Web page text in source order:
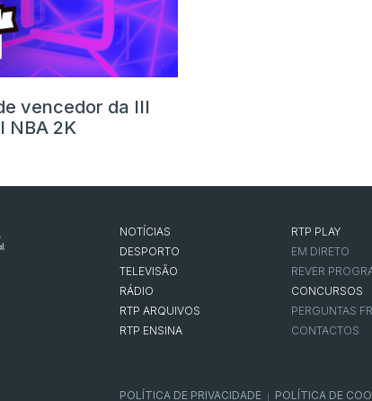
vencedor da III
NBA 2K
NOTÍCIAS
DESPORTO
TELEVISÃO
RÁDIO
RTP ARQUIVOS
RTP ENSINA
RTP PLAY
EM DIRETO
REVER
CONCURSOS
PERGUNTAS
CONTACTOS
POLÍTICA DE PRIVACIDADE POLÍTICA DE